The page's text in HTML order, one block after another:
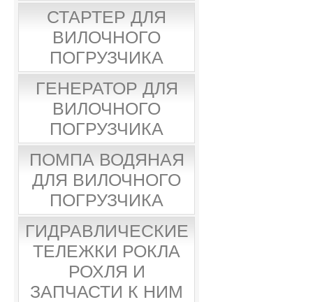
СТАРТЕР ДЛЯ
ВИЛОЧНОГО
ПОГРУЗЧИКА
ГЕНЕРАТОР ДЛЯ
ВИЛОЧНОГО
ПОГРУЗЧИКА
ПОМПА ВОДЯНАЯ
ДЛЯ ВИЛОЧНОГО
ПОГРУЗЧИКА
ГИДРАВЛИЧЕСКИЕ
ТЕЛЕЖКИ РОКЛА
РОХЛЯ И
ЗАПЧАСТИ К НИМ